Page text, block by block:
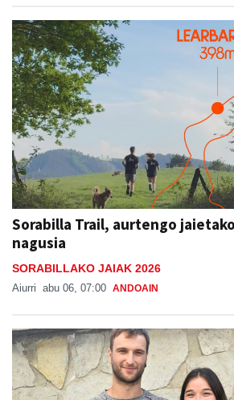
Sorabilla Trail, aurtengo
nagusia
SORABILLAKO JAIAK 2026
Aiurri abu 06, 07:00 ANDOAIN